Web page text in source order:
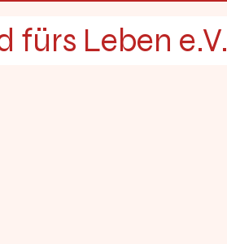
fürs Leben e.V.